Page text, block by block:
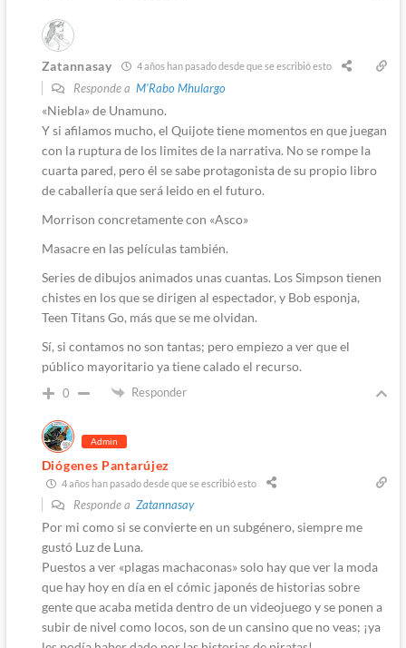
Zatannasay 4 años han pasado desde que se escribió esto
Responde a M'Rabo Mhulargo
«Niebla» de Unamuno.
Y si afilamos mucho, el Quijote tiene momentos en que juegan
con la ruptura de los limites de la narrativa. No se rompe la
cuarta pared, pero él se sabe protagonista de su propio libro
de caballería que será leido en el futuro.
Morrison concretamente con «Asco»
Masacre en las películas también.
Series de dibujos animados unas cuantas. Los Simpson tienen
chistes en los que se dirigen al espectador, y Bob esponja,
Teen Titans Go, más que se me olvidan.
Sí, si contamos no son tantas; pero empiezo a ver que el
público mayoritario ya tiene calado el recurso.
0 Responder
Admin
Diógenes Pantarújez
4 años han pasado desde que se escribió esto
Responde a Zatannasay
Por mi como si se convierte en un subgénero, siempre me
gustó Luz de Luna.
Puestos a ver «plagas machaconas» solo hay que ver la moda
que hay hoy en día en el cómic japonés de historias sobre
gente que acaba metida dentro de un videojuego y se ponen a
subir de nivel como locos, son de un cansino que no veas; ¡ya